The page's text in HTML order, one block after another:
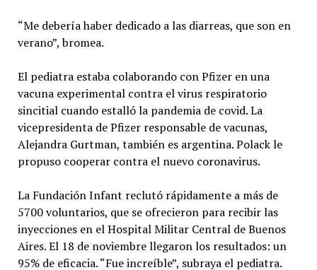
“Me debería haber dedicado a las diarreas, que son en
verano”, bromea.
El pediatra estaba colaborando con Pfizer en una
vacuna experimental contra el virus respiratorio
sincitial cuando estalló la pandemia de covid. La
vicepresidenta de Pfizer responsable de vacunas,
Alejandra Gurtman, también es argentina. Polack le
propuso cooperar contra el nuevo coronavirus.
La Fundación Infant reclutó rápidamente a más de
5700 voluntarios, que se ofrecieron para recibir las
inyecciones en el Hospital Militar Central de Buenos
Aires. El 18 de noviembre llegaron los resultados: un
95% de eficacia. “Fue increíble”, subraya el pediatra.